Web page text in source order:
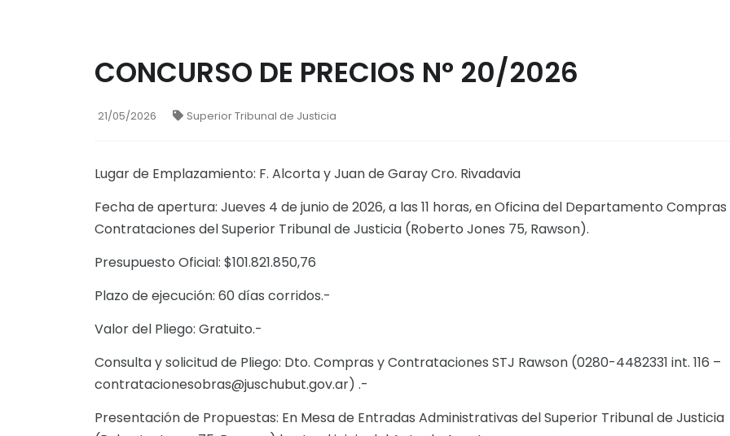
CONCURSO DE PRECIOS N° 20/2026
21/05/2026 Superior Tribunal de Justicia
Lugar de Emplazamiento: F. Alcorta y Juan de Garay Cro. Rivadavia
Fecha de apertura: Jueves 4 de junio de 2026, a las 11 horas, en Oficina del Departamento Compras
Contrataciones del Superior Tribunal de Justicia (Roberto Jones 75, Rawson).
Presupuesto Oficial: $101.821.850,76
Plazo de ejecución: 60 días corridos.-
Valor del Pliego: Gratuito.-
Consulta y solicitud de Pliego: Dto. Compras y Contrataciones STJ Rawson (0280-4482331 int. 116 –
contratacionesobras@juschubut.gov.ar) .-
Presentación de Propuestas: En Mesa de Entradas Administrativas del Superior Tribunal de Justicia